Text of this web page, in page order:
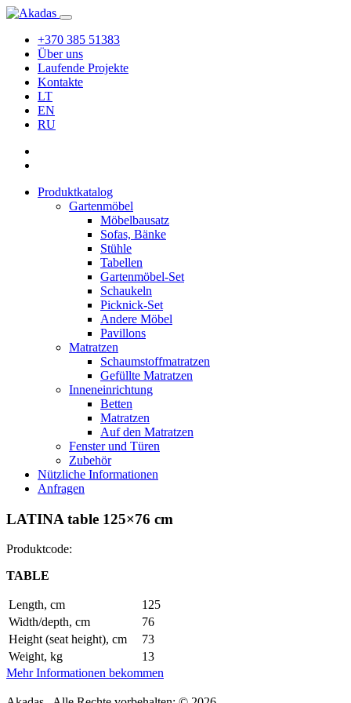
+370 385 51383
Über uns
Laufende Projekte
Kontakte
LT
EN
RU
Produktkatalog
Gartenmöbel
Möbelbausatz
Sofas, Bänke
Stühle
Tabellen
Gartenmöbel-Set
Schaukeln
Picknick-Set
Andere Möbel
Pavillons
Matratzen
Schaumstoffmatratzen
Gefüllte Matratzen
Inneneinrichtung
Betten
Matratzen
Auf den Matratzen
Fenster und Türen
Zubehör
Nützliche Informationen
Anfragen
LATINA table 125×76 cm
Produktcode:
TABLE
Length, cm
125
Width/depth, cm
76
Height (seat height), cm
73
Weight, kg
13
Mehr Informationen bekommen